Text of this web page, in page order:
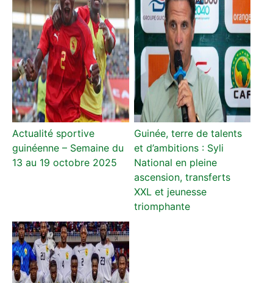
Actualité sportive
guinéenne – Semaine du
13 au 19 octobre 2025
Guinée, terre de talents
et d’ambitions : Syli
National en pleine
ascension, transferts
XXL et jeunesse
triomphante